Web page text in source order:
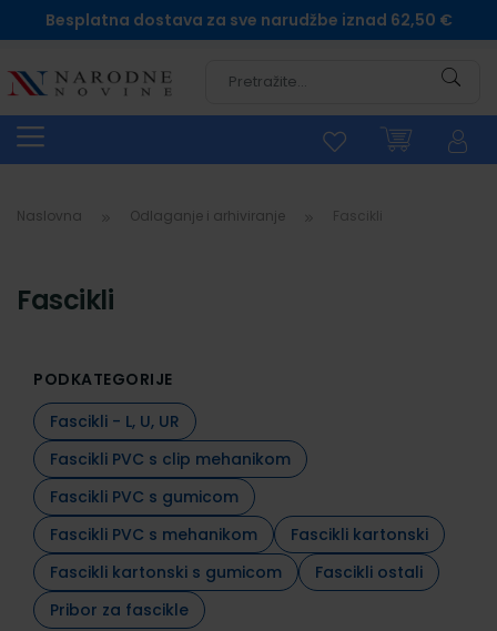
Besplatna dostava za sve narudžbe iznad 62,50 €
Naslovna Odlaganje i arhiviranje
Fascikli
PODKATEGORIJE
Fascikli - L, U, UR
Fascikli PVC s clip mehanikom
Fascikli PVC s gumicom
Fascikli PVC s mehanikom
Fascikli kartonski
Fascikli kartonski s gumicom
Fascikli ostali
Pribor za fascikle